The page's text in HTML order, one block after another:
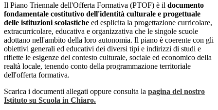
Il Piano Triennale dell'Offerta Formativa (PTOF) è il documento
fondamentale costitutivo dell'identità culturale e progettuale
delle istituzioni scolastiche ed esplicita la progettazione curricolare,
extracurricolare, educativa e organizzativa che le singole scuole
adottano nell'ambito della loro autonomia. Il piano è coerente con gli
obiettivi generali ed educativi dei diversi tipi e indirizzi di studi e
riflette le esigenze del contesto culturale, sociale ed economico della
realtà locale, tenendo conto della programmazione territoriale
dell'offerta formativa.
Scarica i documenti allegati oppure consulta la pagina del nostro
Istituto su Scuola in Chiaro.